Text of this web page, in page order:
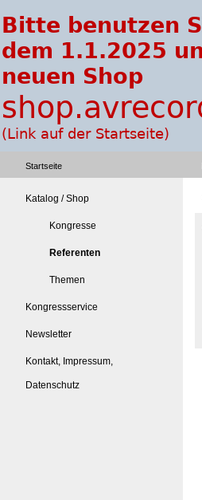
Startseite
Katalog / Shop
Kongresse
Referenten
Themen
Kongressservice
Newsletter
Kontakt, Impressum,
Datenschutz